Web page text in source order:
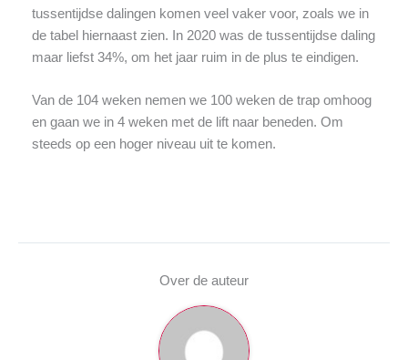
tussentijdse dalingen komen veel vaker voor, zoals we in
de tabel hiernaast zien. In 2020 was de tussentijdse daling
maar liefst 34%, om het jaar ruim in de plus te eindigen.
Van de 104 weken nemen we 100 weken de trap omhoog
en gaan we in 4 weken met de lift naar beneden. Om
steeds op een hoger niveau uit te komen.
Over de auteur